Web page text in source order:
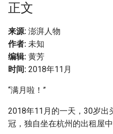
o
s
t
a
r
s
附加信息 [Processed Page
正文
来源: 澎湃人物
作者: 未知
编辑: 黄芳
时间: 2018年11月
“满月啦！”
2018年11月的一天，30岁出
冠，独自坐在杭州的出租屋中